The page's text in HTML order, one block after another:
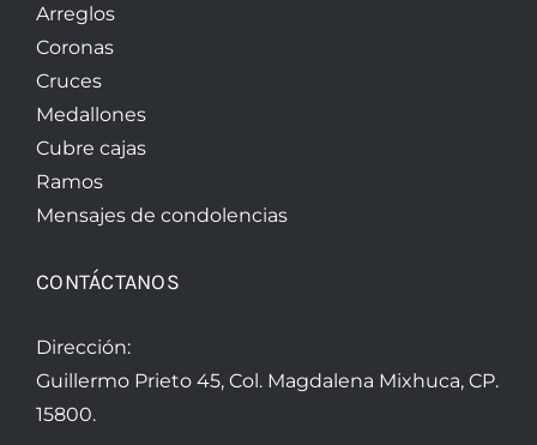
Arreglos
Coronas
Cruces
Medallones
Cubre cajas
Ramos
Mensajes de condolencias
CONTÁCTANOS
Dirección:
Guillermo Prieto 45, Col. Magdalena Mixhuca, CP.
15800.